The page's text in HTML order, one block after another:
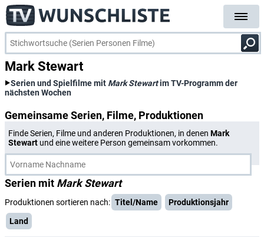
Mark Stewart
Serien und Spielfilme mit Mark Stewartim TV-Programm der
nächsten Wochen
Gemeinsame Serien, Filme, Produktionen
Finde Serien, Filme und anderen Produktionen, in denen Mark
Stewart und eine weitere Person gemeinsam vorkommen.
Serien mit Mark Stewart
Produktionen sortieren nach: Titel/Name
Produktionsjahr
Land